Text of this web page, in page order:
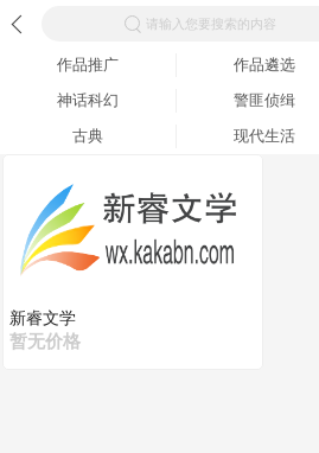
请输入您要搜索的内容
作品推广 作品遴选
神话科幻
警匪侦缉
古典
现代生活
新睿文学
暂无价格